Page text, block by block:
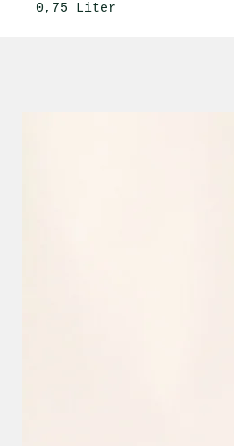
0,75 Liter